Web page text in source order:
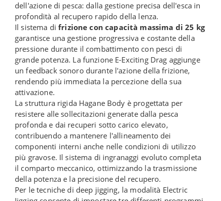
dell'azione di pesca: dalla gestione precisa dell'esca in
profondità al recupero rapido della lenza.
Il sistema difrizione con capacità massima di 25 kg
garantisce una gestione progressiva e costante della
pressione durante il combattimento con pesci di
grande potenza. La funzione E-Exciting Drag aggiunge
un feedback sonoro durante l'azione della frizione,
rendendo più immediata la percezione della sua
attivazione.
La struttura rigida Hagane Body è progettata per
resistere alle sollecitazioni generate dalla pesca
profonda e dai recuperi sotto carico elevato,
contribuendo a mantenere l'allineamento dei
componenti interni anche nelle condizioni di utilizzo
più gravose. Il sistema di ingranaggi evoluto completa
il comparto meccanico, ottimizzando la trasmissione
della potenza e la precisione del recupero.
Per le tecniche di deep jigging, la modalità Electric